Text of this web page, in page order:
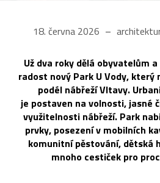
18. června 2026
Už dva roky dělá obyvatelům
radost nový Park U Vody, který
podél nábřeží Vltavy.
je postaven na volnosti, jasné
využitelnosti nábřeží. Park
prvky, posezení v mobilních
komunitní pěstování, dětská
mnoho cestiček pro